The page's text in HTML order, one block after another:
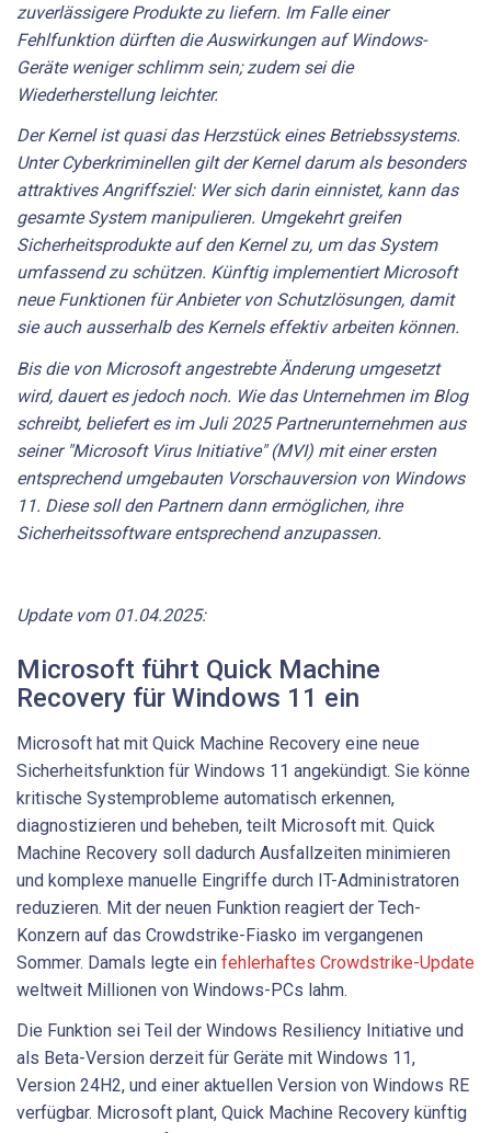
zuverlässigere Produkte zu liefern. Im Falle einer
Fehlfunktion dürften die Auswirkungen auf Windows-
Geräte weniger schlimm sein; zudem sei die
Wiederherstellung leichter.
Der Kernel ist quasi das Herzstück eines Betriebssystems.
Unter Cyberkriminellen gilt der Kernel darum als besonders
attraktives Angriffsziel: Wer sich darin einnistet, kann das
gesamte System manipulieren. Umgekehrt greifen
Sicherheitsprodukte auf den Kernel zu, um das System
umfassend zu schützen. Künftig implementiert Microsoft
neue Funktionen für Anbieter von Schutzlösungen, damit
sie auch ausserhalb des Kernels effektiv arbeiten können.
Bis die von Microsoft angestrebte Änderung umgesetzt
wird, dauert es jedoch noch. Wie das Unternehmen im Blog
schreibt, beliefert es im Juli 2025 Partnerunternehmen aus
seiner "Microsoft Virus Initiative" (MVI) mit einer ersten
entsprechend umgebauten Vorschauversion von Windows
11. Diese soll den Partnern dann ermöglichen, ihre
Sicherheitssoftware entsprechend anzupassen.
Update vom 01.04.2025:
Microsoft führt Quick Machine
Recovery für Windows 11 ein
Microsoft hat mit Quick Machine Recovery eine neue
Sicherheitsfunktion für Windows 11 angekündigt. Sie könne
kritische Systemprobleme automatisch erkennen,
diagnostizieren und beheben, teilt Microsoft mit. Quick
Machine Recovery soll dadurch Ausfallzeiten minimieren
und komplexe manuelle Eingriffe durch IT-Administratoren
reduzieren. Mit der neuen Funktion reagiert der Tech-
Konzern auf das Crowdstrike-Fiasko im vergangenen
Sommer. Damals legte ein fehlerhaftes Crowdstrike-Update
weltweit Millionen von Windows-PCs lahm.
Die Funktion sei Teil der Windows Resiliency Initiative und
als Beta-Version derzeit für Geräte mit Windows 11,
Version 24H2, und einer aktuellen Version von Windows RE
verfügbar. Microsoft plant, Quick Machine Recovery künftig